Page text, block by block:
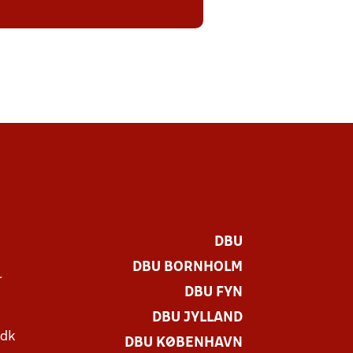
DBU
DBU BORNHOLM
DBU FYN
DBU JYLLAND
DBU KØBENHAVN